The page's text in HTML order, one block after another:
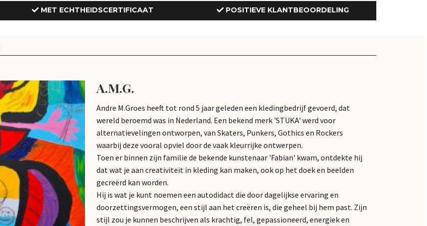
MET ECHTHEIDSCERTIFICAAT POSITIEVE KLANTBEOORDELING
A.M.G.
Andre M.Groes heeft tot rond 5 jaar geleden een kledingbedrijf gevoerd, dat
wereld beroemd was in Nederland. Een bekend merk 'STUKA' werd voor
alternatievelingen ontworpen, van Skaters, Punkers, Gothics en Rockers
waarbij deze vooral opviel door de vaak kleurrijke ontwerpen.
Toen er binnen zijn familie de bekende kunstenaar 'Fabian' kwam, ontdekte hij
dat wat je aan creativiteit in kleding kan maken, ook op het doek en beelden
gecreërd kan worden.
Hij is wat je kunt noemen een autodidact die door dagelijkse ervaring en
doorzettingsvermogen, een stijl aan het creëren is, die geheel bij hem past. Zijn
stijl zou je kunnen beschrijven als krachtig, fel, gepassioneerd, energiek en